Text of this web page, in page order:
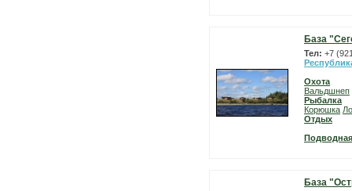
База
Тел: +7
Охота
Вальдшнеп
Рыбалка
Корюшка
Отдых
База